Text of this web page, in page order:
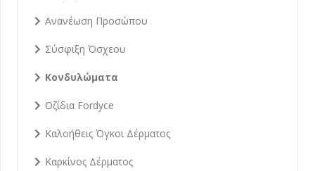
Ανανέωση Προσώπου
Σύσφιξη Όσχεου
Κονδυλώματα
Οζίδια Fordyce
Καλοήθεις Όγκοι Δέρματος
Καρκίνος Δέρματος